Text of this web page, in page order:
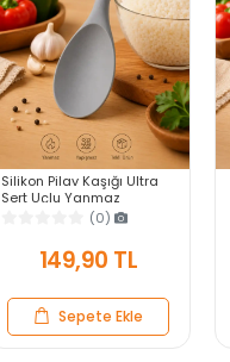
Silikon Pilav Kaşığı Ultra
Sert Uçlu Yanmaz
Yapışmaz Isıya Dayanıklı
Gri Servis Yemek Kaşığı
(0)
149,90 TL
Sepete Ekle